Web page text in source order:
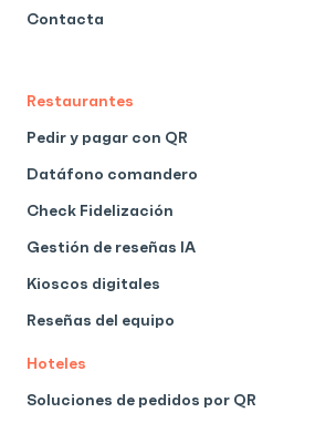
Contacta
Restaurantes
Pedir y pagar con QR
Datáfono comandero
Check Fidelización
Gestión de reseñas IA
Kioscos digitales
Reseñas del equipo
Hoteles
Soluciones de pedidos por QR